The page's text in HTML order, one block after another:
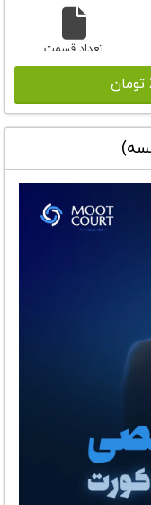
تعداد قسمت